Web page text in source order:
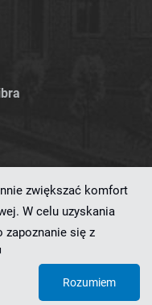
zwiększać komfort
W celu uzyskania
zapoznanie się z
Rozumiem